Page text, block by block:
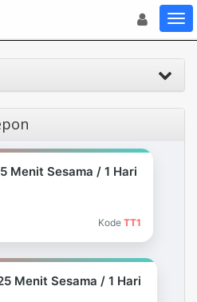
Toggle
Menit Sesama / 1 Hari
Kode TT1
Menit Sesama / 1 Hari